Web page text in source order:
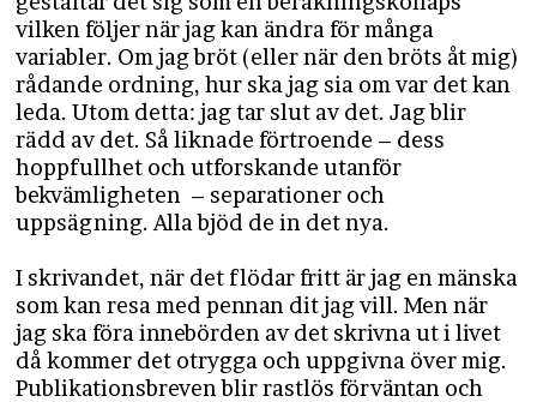
vilken följer när jag kan ändra för många
variabler. Om jag bröt (eller när den bröts åt mig)
rådande ordning, hur ska jag sia om var det kan
leda. Utom detta: jag tar slut av det. Jag blir
rädd av det. Så liknade förtroende – dess
hoppfullhet och utforskande utanför
bekvämligheten – separationer och
uppsägning. Alla bjöd de in det nya.
I skrivandet, när det flödar fritt är jag en mänska
som kan resa med pennan dit jag vill. Men när
jag ska föra innebörden av det skrivna ut i livet
då kommer det otrygga och uppgivna över mig.
Publikationsbreven blir rastlös förväntan och